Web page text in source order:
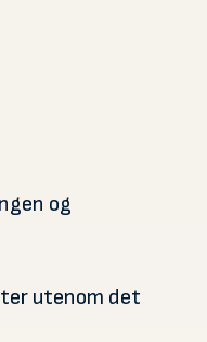
og
utenom det